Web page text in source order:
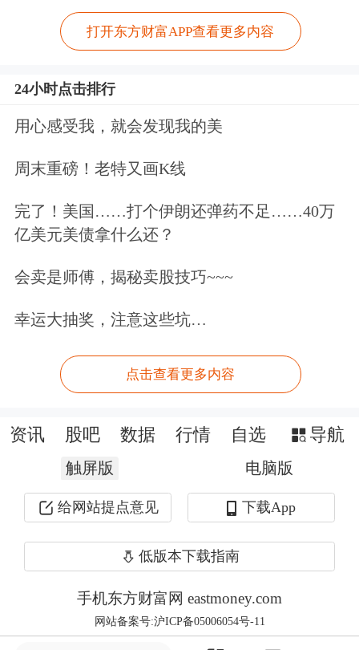
两位董事里，关成华来自学界，在北京
制造投资部负责人，华泰证券
方之一。
也就是说，“苏宁系”对董事会的掌控不
隐身幕后，张近东行事低调，久未露
话筒”，过去13个月，他未公开出席过
活动。
密集的来客，都由任峻招待。合影中，
任站在东道主的C位，张近东未现身。
打开东方财富APP查看更多内容
24小时点击排行
用心感受我，就会发现我的美
周末重磅！老特又画K线
完了！美国……打个伊朗还弹药不足……40万
亿美元美债拿什么还？
会卖是师傅，揭秘卖股技巧~~~
幸运大抽奖，注意这些坑…
点击查看更多内容
资讯 股吧 数据 行情 自选 导航
触屏版 电脑版
给网站提点意见 下载App
低版本下载指南
手机东方财富网 eastmoney.com
网站备案号:沪ICP备05006054号-11